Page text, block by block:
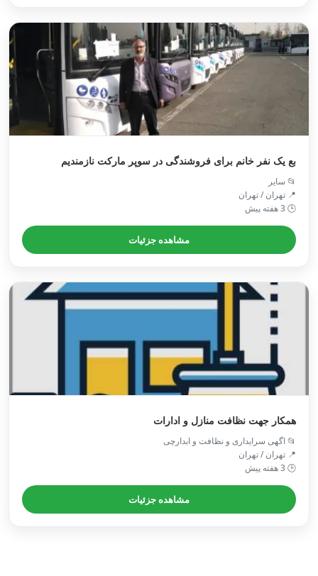
بع یک نفر خانم برای فروشندگی در سوپر مارکت نازمندیم
📂 سایر
📍 تهران / تهران
🕒 3 هفته پیش
مشاهده جزئیات
همکار جهت نظافت منازل و ادارات
📂 اگهی سرایداری و نظافت و ابدارچی
📍 تهران / تهران
🕒 3 هفته پیش
مشاهده جزئیات